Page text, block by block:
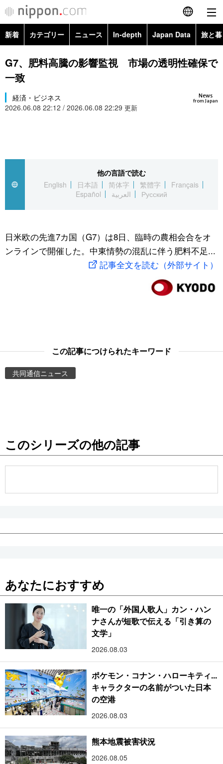
English
简体字
Русский
カテゴリー
国際
社会
文化
アーカイブ
Japan Data
旅と暮らし
動画/Live
Images
People
公式SNS
新着 カテゴリー ニュース In-depth Japan Data 旅と
政治・外交
経済・ビジネス
国際・海外
文化
科学・技術
暮らし
スポーツ・東京2020
Topics
G7、肥料高騰の影響監視 市場の透明性確保で
一致
News
from Japan
経済・ビジネス
2026.06.08 22:12 / 2026.06.08 22:29 更新
他の言語で読む
English
日本語 简体字 繁體字
Français
Español
العربية Русский
日米欧の先進7カ国（G7）は8日、臨時の農相会合をオ
ンラインで開催した。中東情勢の混乱に伴う肥料不足...
記事全文を読む（外部サイト）
この記事につけられたキーワード
共同通信ニュース
このシリーズの他の記事
あなたにおすすめ
唯一の「外国人歌人」カン・ハン
ナさんが短歌で伝える「引き算の
文学」
2026.08.03
ポケモン・コナン・ハローキティ...
キャラクターの名前がついた日本
の空港
2026.08.03
熊本地震被害状況
2026.08.05